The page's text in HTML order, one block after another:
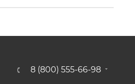
8 (800) 555-66-98